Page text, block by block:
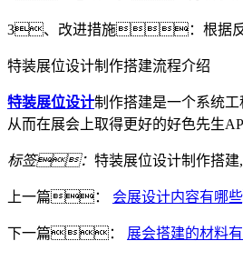
3、改进措施：根据反
特装展位设计制作搭建流程介绍
特装展位设计制作搭建是一个系统
从而在展会上取得更好的好色先生
标签： 特装展位设计制作搭
上一篇： 会展设计内容有
下一篇： 展会搭建的材料